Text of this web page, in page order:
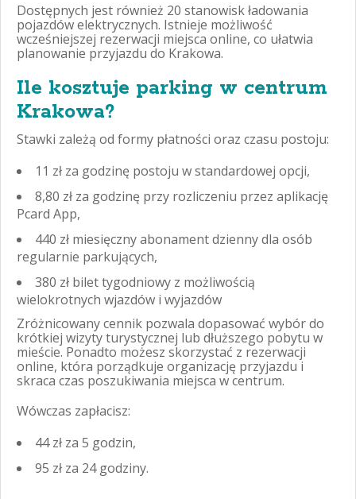
Dostępnych jest również 20 stanowisk ładowania
pojazdów elektrycznych. Istnieje możliwość
wcześniejszej rezerwacji miejsca online, co ułatwia
planowanie przyjazdu do Krakowa.
Ile kosztuje parking w centrum
Krakowa?
Stawki zależą od formy płatności oraz czasu postoju:
11 zł za godzinę postoju w standardowej opcji,
8,80 zł za godzinę przy rozliczeniu przez aplikację
Pcard App,
440 zł miesięczny abonament dzienny dla osób
regularnie parkujących,
380 zł bilet tygodniowy z możliwością
wielokrotnych wjazdów i wyjazdów
Zróżnicowany cennik pozwala dopasować wybór do
krótkiej wizyty turystycznej lub dłuższego pobytu w
mieście. Ponadto możesz skorzystać z rezerwacji
online, która porządkuje organizację przyjazdu i
skraca czas poszukiwania miejsca w centrum.
Wówczas zapłacisz:
44 zł za 5 godzin,
95 zł za 24 godziny.